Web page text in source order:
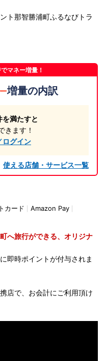
ト那智勝浦町ふるなびトラ
マネー増量！
増量の内訳
を満たすと
きます！
ログイン
使える店舗・サービス一覧
カード
Amazon Pay
へ旅行ができる、オリジナ
即時ポイントが付与されま
店で、お会計にご利用頂け